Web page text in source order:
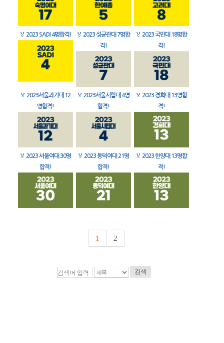
🏅 2023 SADI 4명합격! 🏅 2023 성균관대 7명합
격!
🏅 2023 국민대 18명합
격!
🏅 2023서울과기대 12
명합격!
🏅 2023서울시립대 4명
합격!
🏅 2023 경희대 13명합
격!
🏅 2023 서울여대 30명
합격!
🏅 2023 동덕여대 21명
합격!
🏅 2023 한양대 13명합
격!
1 2
검색